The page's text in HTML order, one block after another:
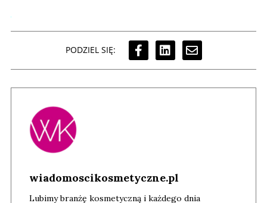
PODZIEL SIĘ:
wiadomoscikosmetyczne.pl
Lubimy branżę kosmetyczną i każdego dnia